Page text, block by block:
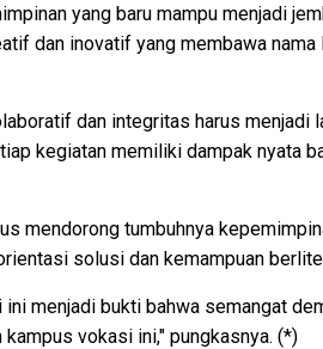
yang baru mampu menjadi
dan inovatif yang membawa
dan integritas harus menjadi
kegiatan memiliki dampak nyata
mendorong tumbuhnya
solusi dan kemampuan
menjadi bukti bahwa semangat
vokasi ini," pungkasnya. (*)